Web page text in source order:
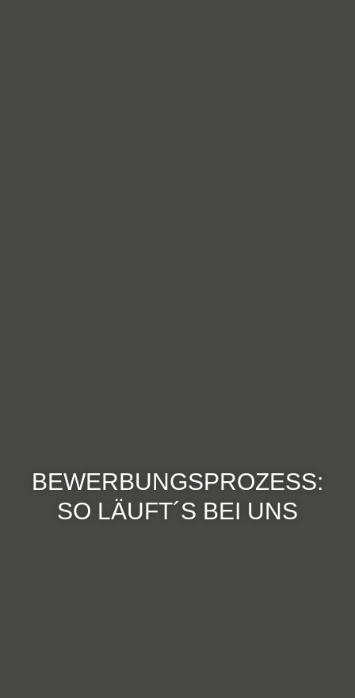
BEWERBUNGSPROZESS:
SO LÄUFT´S BEI UNS